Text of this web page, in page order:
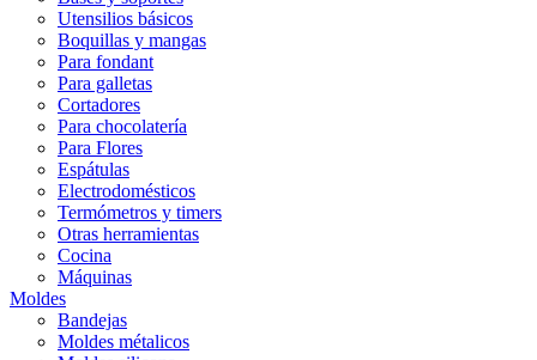
Utensilios básicos
Boquillas y mangas
Para fondant
Para galletas
Cortadores
Para chocolatería
Para Flores
Espátulas
Electrodomésticos
Termómetros y timers
Otras herramientas
Cocina
Máquinas
Moldes
Bandejas
Moldes métalicos